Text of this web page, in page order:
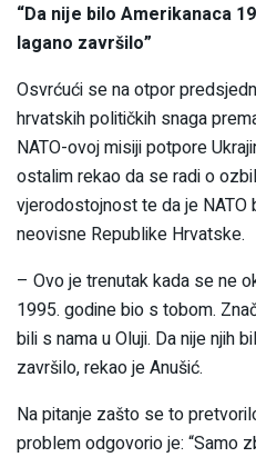
“Da nije bilo Amerikanaca
lagano završilo”
Osvrćući se na otpor
hrvatskih političkih snaga
NATO-ovoj misiji potpore
ostalim rekao da se radi o
vjerodostojnost te da je NATO
neovisne Republike Hrvatske.
– Ovo je trenutak kada se ne
1995. godine bio s tobom.
bili s nama u Oluji. Da nije njih
završilo, rekao je Anušić.
Na pitanje zašto se to
problem odgovorio je: “Samo